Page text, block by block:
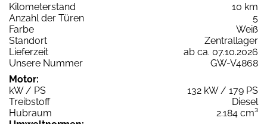
Kilometerstand
10 km
Anzahl der Türen
5
Farbe
Weiß
Standort
Zentrallager
Lieferzeit
ab ca. 07.10.2026
Unsere Nummer
GW-V4868
Motor:
kW / PS
132 kW / 179 PS
Treibstoff
Diesel
Hubraum
2.184 cm³